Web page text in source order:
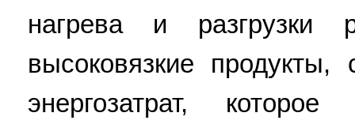
нагрева и разгрузки
высоковязкие
энергозатрат,